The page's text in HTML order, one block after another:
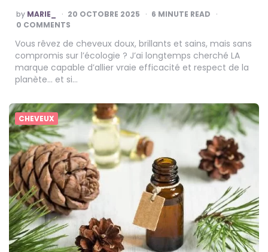
POSTED
BY
by MARIE_ 20 OCTOBRE 2025 6 MINUTE READ
0 COMMENTS
Vous rêvez de cheveux doux, brillants et sains, mais sans
compromis sur l’écologie ? J’ai longtemps cherché LA
marque capable d’allier vraie efficacité et respect de la
planète… et si…
CHEVEUX